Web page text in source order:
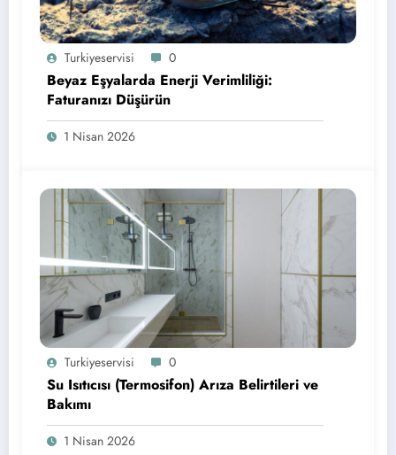
Turkiyeservisi 0
Beyaz Eşyalarda Enerji Verimliliği:
Faturanızı Düşürün
1 Nisan 2026
Turkiyeservisi 0
Su Isıtıcısı (Termosifon) Arıza Belirtileri ve
Bakımı
1 Nisan 2026